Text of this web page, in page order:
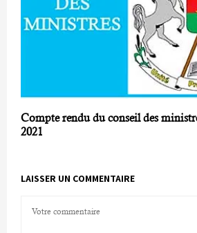
Compte rendu du conseil des
2021
LAISSER UN COMMENTAIRE